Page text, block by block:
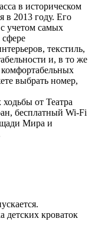
в историческом
в 2013 году. Его
учетом самых
текстиль,
и, в то же
выбрать номер,
от Театра
бесплатный Wi-Fi
Мира и
детских кроваток